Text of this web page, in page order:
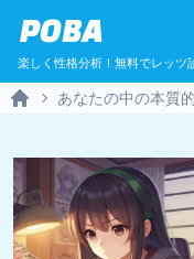
POBA
楽しく性格分析！無料でレッツ
あなたの中の本質